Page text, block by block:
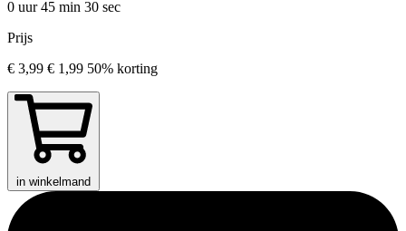
0 uur 45 min 30 sec
Prijs
€ 3,99 € 1,99 50% korting
in winkelmand